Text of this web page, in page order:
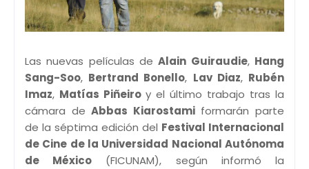
Las nuevas películas deAlain Guiraudie, Hang
Sang-Soo, Bertrand Bonello, Lav Diaz, Rubén
Imaz, Matías Piñeiro y el último trabajo tras la
cámara deAbbas Kiarostamiformarán parte
de la séptima edición del Festival Internacional
de Cine de la Universidad Nacional Autónoma
de México (FICUNAM), según informó la